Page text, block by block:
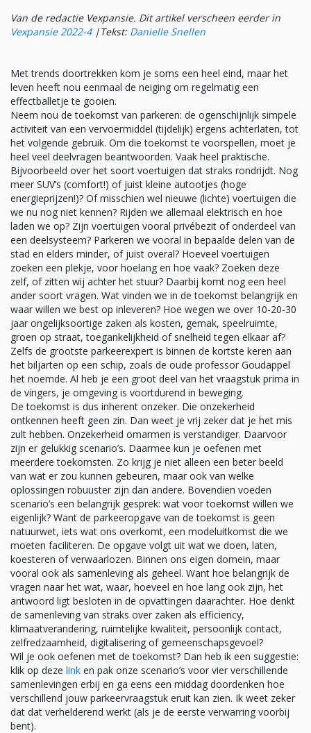
Van de redactie Vexpansie. Dit artikel verscheen eerder in
Vexpansie 2022-4|Tekst: Danielle Snellen
Met trends doortrekken kom je soms een heel eind, maar het
leven heeft nou eenmaal de neiging om regelmatig een
effectballetje te gooien.
Neem nou de toekomst van parkeren: de ogenschijnlijk simpele
activiteit van een vervoermiddel (tijdelijk) ergens achterlaten, tot
het volgende gebruik. Om die toekomst te voorspellen, moet je
heel veel deelvragen beantwoorden. Vaak heel praktische.
Bijvoorbeeld over het soort voertuigen dat straks rondrijdt. Nog
meer SUV’s (comfort!) of juist kleine autootjes (hoge
energieprijzen!)? Of misschien wel nieuwe (lichte) voertuigen die
we nu nog niet kennen? Rijden we allemaal elektrisch en hoe
laden we op? Zijn voertuigen vooral privébezit of onderdeel van
een deelsysteem? Parkeren we vooral in bepaalde delen van de
stad en elders minder, of juist overal? Hoeveel voertuigen
zoeken een plekje, voor hoelang en hoe vaak? Zoeken deze
zelf, of zitten wij achter het stuur? Daarbij komt nog een heel
ander soort vragen. Wat vinden we in de toekomst belangrijk en
waar willen we best op inleveren? Hoe wegen we over 10-20-30
jaar ongelijksoortige zaken als kosten, gemak, speelruimte,
groen op straat, toegankelijkheid of snelheid tegen elkaar af?
Zelfs de grootste parkeerexpert is binnen de kortste keren aan
het biljarten op een schip, zoals de oude professor Goudappel
het noemde. Al heb je een groot deel van het vraagstuk prima in
de vingers, je omgeving is voortdurend in beweging.
De toekomst is dus inherent onzeker. Die onzekerheid
ontkennen heeft geen zin. Dan weet je vrij zeker dat je het mis
zult hebben. Onzekerheid omarmen is verstandiger. Daarvoor
zijn er gelukkig scenario’s. Daarmee kun je oefenen met
meerdere toekomsten. Zo krijg je niet alleen een beter beeld
van wat er zou kunnen gebeuren, maar ook van welke
oplossingen robuuster zijn dan andere. Bovendien voeden
scenario’s een belangrijk gesprek: wat voor toekomst willen we
eigenlijk? Want de parkeeropgave van de toekomst is geen
natuurwet, iets wat ons overkomt, een modeluitkomst die we
moeten faciliteren. De opgave volgt uit wat we doen, laten,
koesteren of verwaarlozen. Binnen ons eigen domein, maar
vooral ook als samenleving als geheel. Want hoe belangrijk de
vragen naar het wat, waar, hoeveel en hoe lang ook zijn, het
antwoord ligt besloten in de opvattingen daarachter. Hoe denkt
de samenleving van straks over zaken als efficiency,
klimaatverandering, ruimtelijke kwaliteit, persoonlijk contact,
zelfredzaamheid, digitalisering of gemeenschapsgevoel?
Wil je ook oefenen met de toekomst? Dan heb ik een suggestie:
klik op deze link en pak onze scenario’s voor vier verschillende
samenlevingen erbij en ga eens een middag doordenken hoe
verschillend jouw parkeervraagstuk eruit kan zien. Ik weet zeker
dat dat verhelderend werkt (als je de eerste verwarring voorbij
bent).